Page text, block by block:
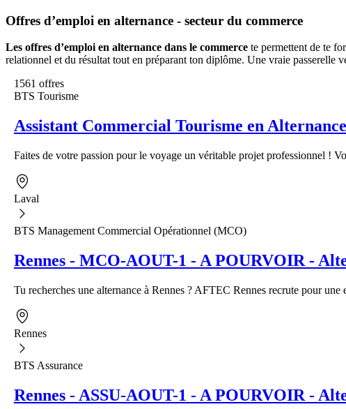
Offres d’emploi en alternance - secteur du commerce
Les offres d’emploi en alternance dans le commerce te permettent de te
relationnel et du résultat tout en préparant ton diplôme. Une vraie passerelle
1561 offres
BTS Tourisme
Assistant Commercial Tourisme en
Faites de votre passion pour le voyage un véritable projet professionnel !
Laval
BTS Management Commercial Opérationnel (MCO)
Rennes - MCO-AOUT-1 - A POURVOIR -
Tu recherches une alternance à Rennes ? AFTEC Rennes recrute pour une
Rennes
BTS Assurance
Rennes - ASSU-AOUT-1 - A POURVOIR -